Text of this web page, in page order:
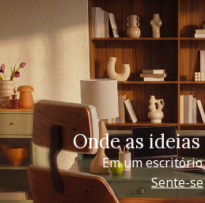
Onde as
Em um
Sente-se